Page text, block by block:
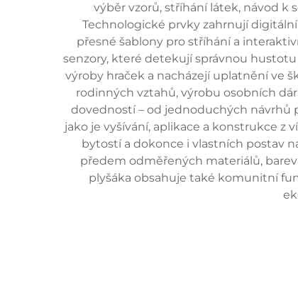
výběr vzorů, stříhání látek, návod k
Technologické prvky zahrnují
přesné šablony pro stříhání a
senzory, které detekují správnou
výroby hraček a nacházejí uplatnění ve
rodinných vztahů, výrobu osobních
dovedností – od jednoduchých návrhů
jako je vyšívání, aplikace a konstrukce
bytostí a dokonce i vlastních postav
předem odměřených materiálů,
plyšáka obsahuje také komunitní